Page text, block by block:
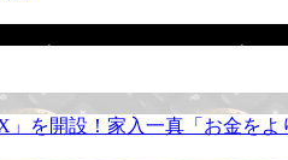
を開設！家入一真「お金をよ